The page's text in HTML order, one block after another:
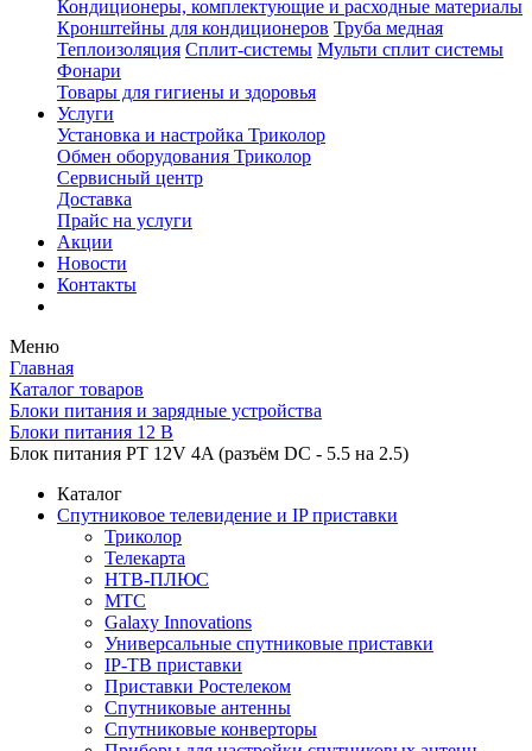
Кондиционеры, комплектующие и расходные материалы
Кронштейны для кондиционеров Труба медная
Теплоизоляция Сплит-системы Мульти сплит системы
Фонари
Товары для гигиены и здоровья
Услуги
Установка и настройка Триколор
Обмен оборудования Триколор
Сервисный центр
Доставка
Прайс на услуги
Акции
Новости
Контакты
Меню
Главная
Каталог товаров
Блоки питания и зарядные устройства
Блоки питания 12 В
Блок питания PT 12V 4A (разъём DC - 5.5 на 2.5)
Каталог
Спутниковое телевидение и IP приставки
Триколор
Телекарта
НТВ-ПЛЮС
МТС
Galaxy Innovations
Универсальные спутниковые приставки
IP-ТВ приставки
Приставки Ростелеком
Спутниковые антенны
Спутниковые конверторы